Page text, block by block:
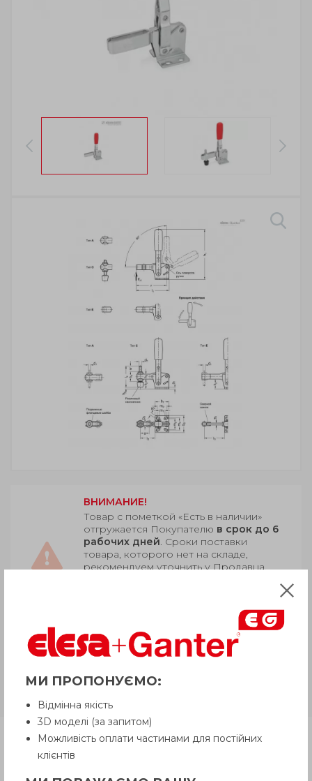
ВНИМАНИЕ!
Товар с пометкой «Есть в наличии»
отгружается Покупателю в срок до 6
рабочих дней. Сроки поставки
товара, которого нет на складе,
рекомендуем уточнить у Продавца.
прихват вилка/зажимной винт с
головкой/рычаг
Продукция
МИ ПРОПОНУЄМО:
Відмінна якість
3D моделі (за запитом)
Можливість оплати частинами для постійних
клієнтів